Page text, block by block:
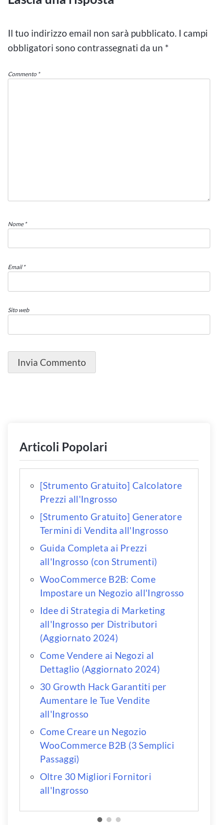
Il tuo indirizzo email non sarà pubblicato. I campi
obbligatori sono contrassegnati da un *
Commento *
Nome *
Email*
Sito web
Articoli Popolari
[Strumento Gratuito] Calcolatore
Prezzi all'Ingrosso
[Strumento Gratuito] Generatore
Termini di Vendita all'Ingrosso
Guida Completa ai Prezzi
all'Ingrosso (con Strumenti)
WooCommerce B2B: Come
Impostare un Negozio all'Ingrosso
Idee di Strategia di Marketing
all'Ingrosso per Distributori
(Aggiornato 2024)
Come Vendere ai Negozi al
Dettaglio (Aggiornato 2024)
30 Growth Hack Garantiti per
Aumentare le Tue Vendite
all'Ingrosso
Come Creare un Negozio
WooCommerce B2B (3 Semplici
Passaggi)
Oltre 30 Migliori Fornitori
all'Ingrosso